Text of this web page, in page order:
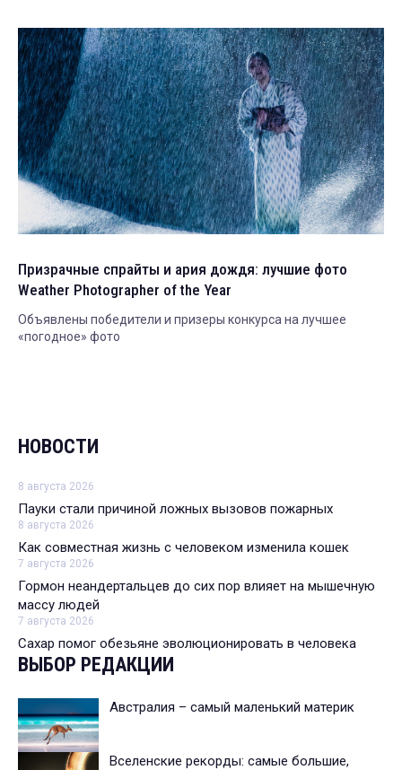
Призрачные спрайты и ария дождя: лучшие фото
Weather Photographer of the Year
Объявлены победители и призеры конкурса на лучшее
«погодное» фото
НОВОСТИ
8 августа 2026
Пауки стали причиной ложных вызовов пожарных
8 августа 2026
Как совместная жизнь с человеком изменила кошек
7 августа 2026
Гормон неандертальцев до сих пор влияет на мышечную
массу людей
7 августа 2026
Сахар помог обезьяне эволюционировать в человека
ВЫБОР РЕДАКЦИИ
Австралия – самый маленький материк
Вселенские рекорды: самые большие,